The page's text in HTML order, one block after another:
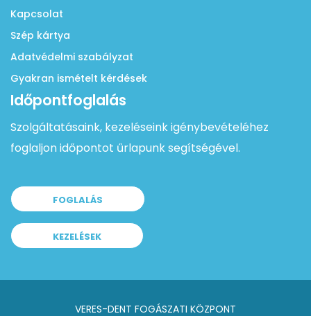
Kapcsolat
Szép kártya
Adatvédelmi szabályzat
Gyakran ismételt kérdések
Időpontfoglalás
Szolgáltatásaink, kezeléseink igénybevételéhez
foglaljon időpontot űrlapunk segítségével.
FOGLALÁS
KEZELÉSEK
VERES-DENT FOGÁSZATI KÖZPONT